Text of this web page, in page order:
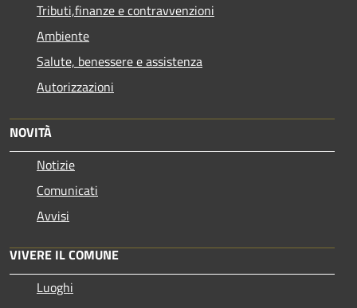
Tributi,finanze e contravvenzioni
Ambiente
Salute, benessere e assistenza
Autorizzazioni
NOVITÀ
Notizie
Comunicati
Avvisi
VIVERE IL COMUNE
Luoghi